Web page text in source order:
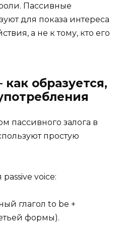
Пассивные
для показа интереса
а не к тому, кто его
как образуется,
пассивного залога в
простую
passive voice:
глагол to be +
формы).